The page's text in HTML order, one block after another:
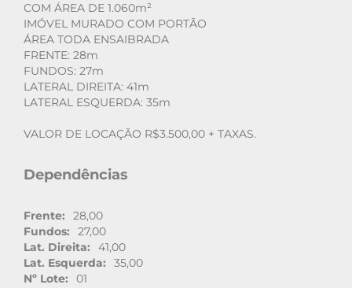
COM ÁREA DE 1.060m²
IMÓVEL MURADO COM PORTÃO
ÁREA TODA ENSAIBRADA
FRENTE: 28m
FUNDOS: 27m
LATERAL DIREITA: 41m
LATERAL ESQUERDA: 35m
VALOR DE LOCAÇÃO R$3.500,00 + TAXAS.
Dependências
Frente:
28,00
Fundos:
27,00
Lat. Direita:
41,00
Lat. Esquerda:
35,00
Nº Lote:
01